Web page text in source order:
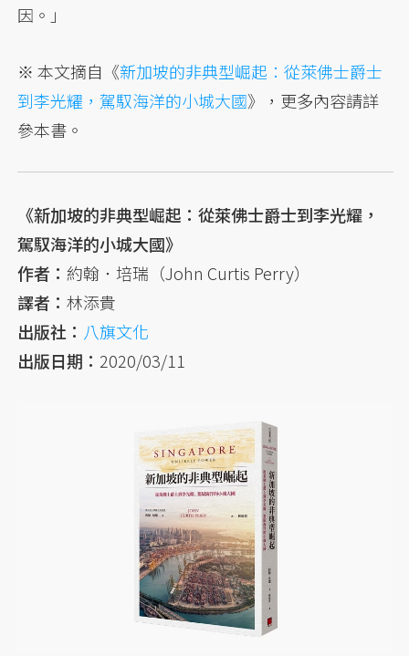
因。」
※ 本文摘自《新加坡的非典型崛起：從萊佛士爵士
到李光耀，駕馭海洋的小城大國》，更多內容請詳
參本書。
《新加坡的非典型崛起：從萊佛士爵士到李光耀，
駕馭海洋的小城大國》
作者：約翰．培瑞（John Curtis Perry）
譯者：林添貴
出版社： 八旗文化
出版日期： 2020/03/11